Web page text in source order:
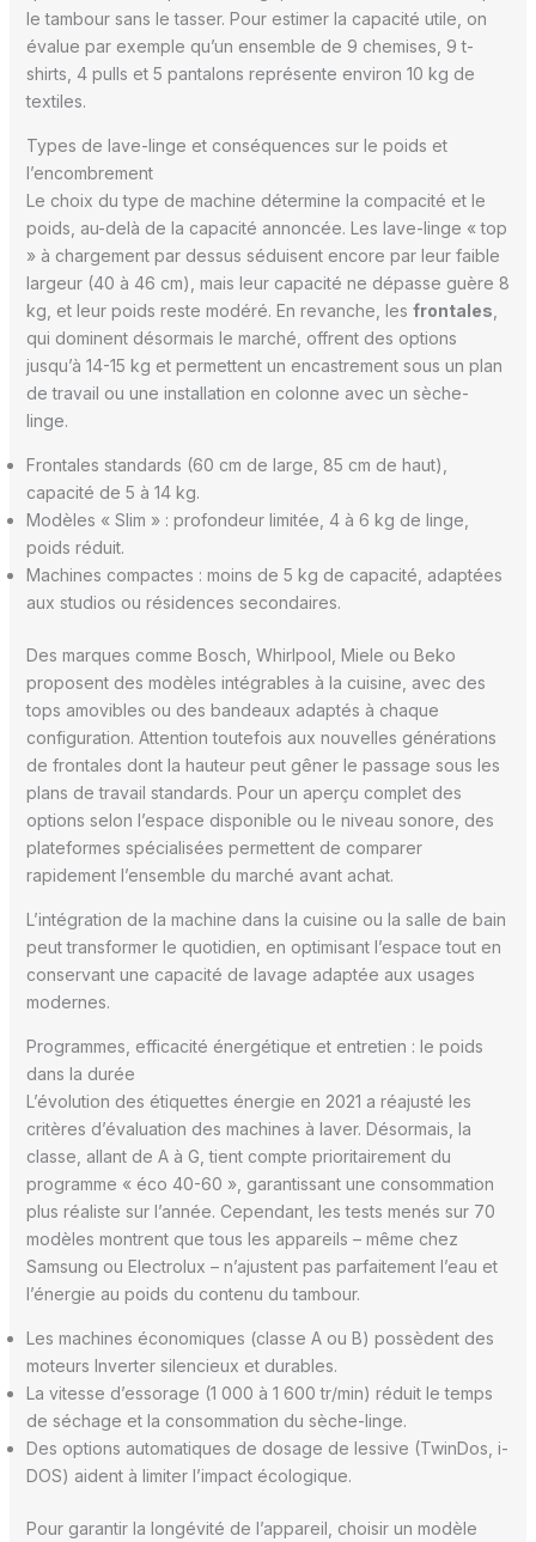
le tambour sans le tasser. Pour estimer la capacité utile, on
évalue par exemple qu’un ensemble de 9 chemises, 9 t-
shirts, 4 pulls et 5 pantalons représente environ 10 kg de
textiles.
Types de lave-linge et conséquences sur le poids et
l’encombrement
Le choix du type de machine détermine la compacité et le
poids, au-delà de la capacité annoncée. Les lave-linge « top
» à chargement par dessus séduisent encore par leur faible
largeur (40 à 46 cm), mais leur capacité ne dépasse guère 8
kg, et leur poids reste modéré. En revanche, les frontales
qui dominent désormais le marché, offrent des options
jusqu’à 14-15 kg et permettent un encastrement sous un plan
de travail ou une installation en colonne avec un sèche-
linge.
Frontales standards (60 cm de large, 85 cm de haut),
capacité de 5 à 14 kg.
Modèles « Slim » : profondeur limitée, 4 à 6 kg de linge,
poids réduit.
Machines compactes : moins de 5 kg de capacité, adaptées
aux studios ou résidences secondaires.
Des marques comme Bosch, Whirlpool, Miele ou Beko
proposent des modèles intégrables à la cuisine, avec des
tops amovibles ou des bandeaux adaptés à chaque
configuration. Attention toutefois aux nouvelles générations
de frontales dont la hauteur peut gêner le passage sous les
plans de travail standards. Pour un aperçu complet des
options selon l’espace disponible ou le niveau sonore, des
plateformes spécialisées permettent de comparer
rapidement l’ensemble du marché avant achat.
L’intégration de la machine dans la cuisine ou la salle de bain
peut transformer le quotidien, en optimisant l’espace tout en
conservant une capacité de lavage adaptée aux usages
modernes.
Programmes, efficacité énergétique et entretien : le poids
dans la durée
L’évolution des étiquettes énergie en 2021 a réajusté les
critères d’évaluation des machines à laver. Désormais, la
classe, allant de A à G, tient compte prioritairement du
programme « éco 40-60 », garantissant une consommation
plus réaliste sur l’année. Cependant, les tests menés sur 70
modèles montrent que tous les appareils – même chez
Samsung ou Electrolux – n’ajustent pas parfaitement l’eau et
l’énergie au poids du contenu du tambour.
Les machines économiques (classe A ou B) possèdent des
moteurs Inverter silencieux et durables.
La vitesse d’essorage (1 000 à 1 600 tr/min) réduit le temps
de séchage et la consommation du sèche-linge.
Des options automatiques de dosage de lessive (TwinDos, i-
DOS) aident à limiter l’impact écologique.
Pour garantir la longévité de l’appareil, choisir un modèle